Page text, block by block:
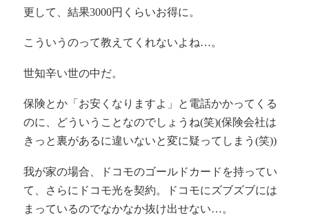
更して、結果3000円くらいお得に。
こういうのって教えてくれないよね…。
世知辛い世の中だ。
保険とか「お安くなりますよ」と電話かかってくる
のに、どういうことなのでしょうね(笑)(保険会社は
きっと裏があるに違いないと変に疑ってしまう(笑))
我が家の場合、ドコモのゴールドカードを持ってい
て、さらにドコモ光を契約。ドコモにズブズブには
まっているのでなかなか抜け出せない…。